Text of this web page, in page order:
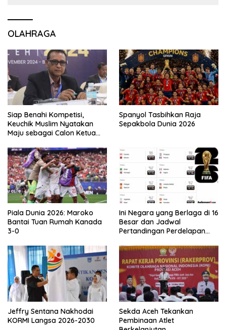
OLAHRAGA
Siap Benahi Kompetisi,
Keuchik Muslim Nyatakan
Maju sebagai Calon Ketua
Spanyol Tasbihkan Raja
Sepakbola Dunia 2026
Piala Dunia 2026: Maroko
Bantai Tuan Rumah Kanada
3-0
Ini Negara yang Berlaga di 16
Besar dan Jadwal
Pertandingan Perdelapan
Jeffry Sentana Nakhodai
KORMI Langsa 2026-2030
Sekda Aceh Tekankan
Pembinaan Atlet